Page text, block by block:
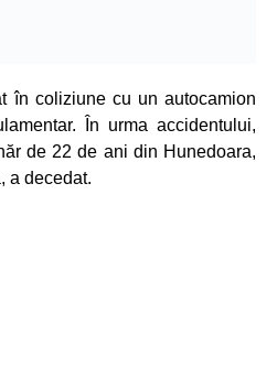
în coliziune cu un autocamion
În urma accidentului,
de 22 de ani din Hunedoara,
a decedat.